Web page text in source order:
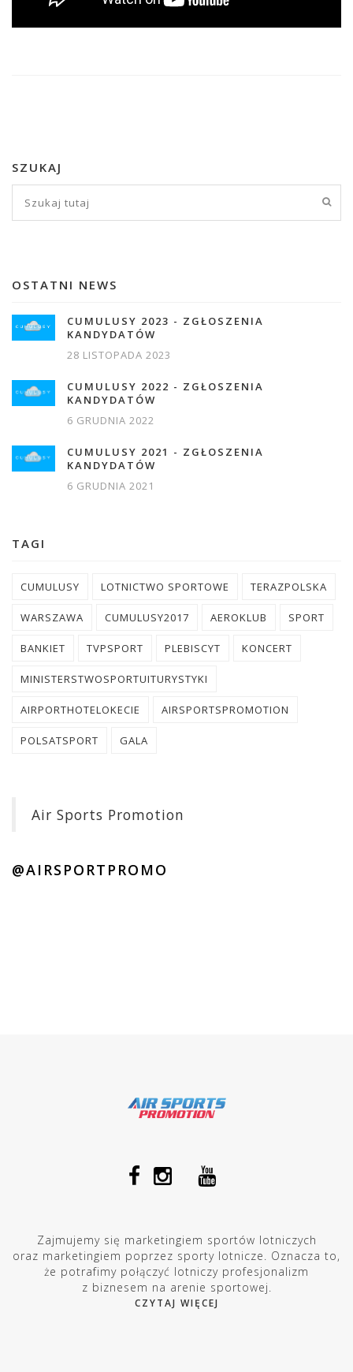
SZUKAJ
OSTATNI NEWS
CUMULUSY 2023 - ZGŁOSZENIA
KANDYDATÓW
28 LISTOPADA 2023
CUMULUSY 2022 - ZGŁOSZENIA
KANDYDATÓW
6 GRUDNIA 2022
CUMULUSY 2021 - ZGŁOSZENIA
KANDYDATÓW
6 GRUDNIA 2021
TAGI
CUMULUSY LOTNICTWO SPORTOWE TERAZPOLSKA
WARSZAWA CUMULUSY2017 AEROKLUB SPORT
BANKIET TVPSPORT PLEBISCYT KONCERT
MINISTERSTWOSPORTUITURYSTYKI
AIRPORTHOTELOKECIE AIRSPORTSPROMOTION
POLSATSPORT GALA
Air Sports Promotion
@AIRSPORTPROMO
Zajmujemy się marketingiem sportów lotniczych
oraz marketingiem poprzez sporty lotnicze. Oznacza to,
że potrafimy połączyć lotniczy profesjonalizm
z biznesem na arenie sportowej.
CZYTAJ WIĘCEJ